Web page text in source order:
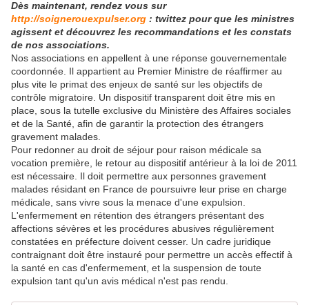
Dès maintenant, rendez vous sur
http://soignerouexpulser.org : twittez pour que les ministres
agissent et découvrez les recommandations et les constats
de nos associations.
Nos associations en appellent à une réponse gouvernementale
coordonnée. Il appartient au Premier Ministre de réaffirmer au
plus vite le primat des enjeux de santé sur les objectifs de
contrôle migratoire. Un dispositif transparent doit être mis en
place, sous la tutelle exclusive du Ministère des Affaires sociales
et de la Santé, afin de garantir la protection des étrangers
gravement malades.
Pour redonner au droit de séjour pour raison médicale sa
vocation première, le retour au dispositif antérieur à la loi de 2011
est nécessaire. Il doit permettre aux personnes gravement
malades résidant en France de poursuivre leur prise en charge
médicale, sans vivre sous la menace d'une expulsion.
L'enfermement en rétention des étrangers présentant des
affections sévères et les procédures abusives régulièrement
constatées en préfecture doivent cesser. Un cadre juridique
contraignant doit être instauré pour permettre un accès effectif à
la santé en cas d'enfermement, et la suspension de toute
expulsion tant qu'un avis médical n'est pas rendu.